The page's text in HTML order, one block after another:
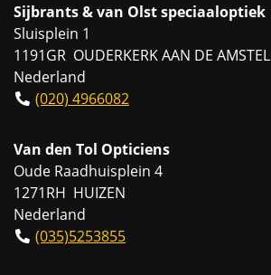
Sijbrants & van Olst speciaaloptiek
Sluisplein 1
1191GR OUDERKERK AAN DE AMSTEL
Nederland
(020) 4966082
Van den Tol Opticiens
Oude Raadhuisplein 4
1271RH HUIZEN
Nederland
(035)5253855